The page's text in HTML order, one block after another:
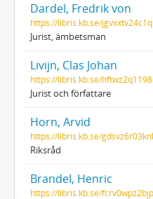
Dardel, Fredrik von
https://libris.kb.se/
Jurist, ämbetsman
Livijn, Clas Johan
https://libris.kb.se/
Jurist och författare
Horn, Arvid
https://libris.kb.se/
Riksråd
Brandel, Henric
https://libris.kb.se/